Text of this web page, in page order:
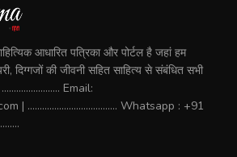
आधारित पत्रिका और पोर्टल है जहां हम
दिग्गजों की जीवनी सहित साहित्य से संबंधित सभी
Email:
| ..................................... Whatsapp : +91